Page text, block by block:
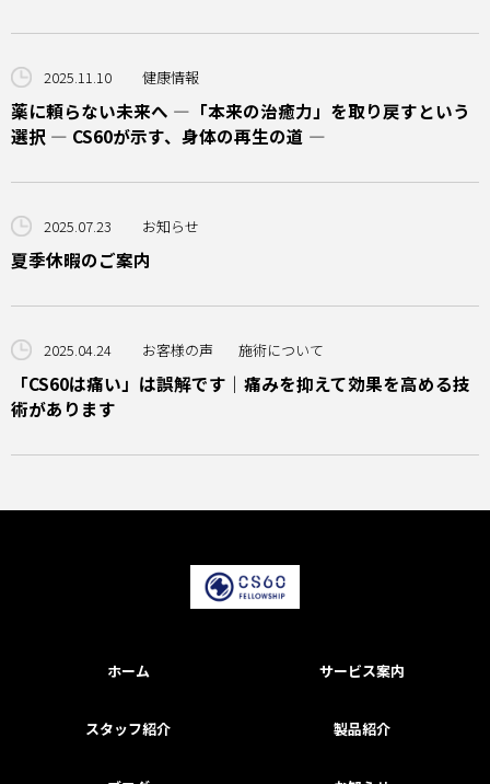
2025.11.10 健康情報
薬に頼らない未来へ —「本来の治癒力」を取り戻すという
選択 ― CS60が示す、身体の再生の道 ―
2025.07.23 お知らせ
夏季休暇のご案内
2025.04.24 お客様の声 施術について
「CS60は痛い」は誤解です｜痛みを抑えて効果を高める技
術があります
ホーム サービス案内
スタッフ紹介 製品紹介